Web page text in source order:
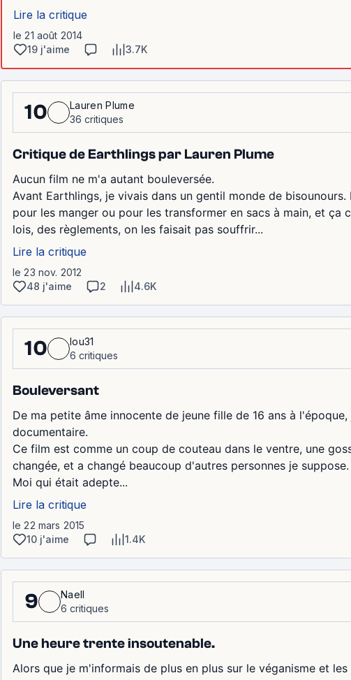
Lire la critique
le 21 août 2014
19 j'aime
3.7K
10
Lauren Plume
36 critiques
Critique de Earthlings par Lauren Plume
Aucun film ne m'a autant bouleversée.
Avant Earthlings, je vivais dans un gentil monde de
pour les manger ou pour les transformer en sacs à main, et ça
lois, des règlements, on les faisait pas souffrir...
Lire la critique
le 23 nov. 2012
48 j'aime
2 4.6K
10
lou31
6 critiques
Bouleversant
De ma petite âme innocente de jeune fille de 16 ans à
documentaire.
Ce film est comme un coup de couteau dans le ventre, une
changée, et a changé beaucoup d'autres personnes je suppose.
Moi qui était adepte...
Lire la critique
le 22 mars 2015
10 j'aime
1.4K
9
Naell
6 critiques
Une heure trente insoutenable.
Alors que je m'informais de plus en plus sur le véganisme et